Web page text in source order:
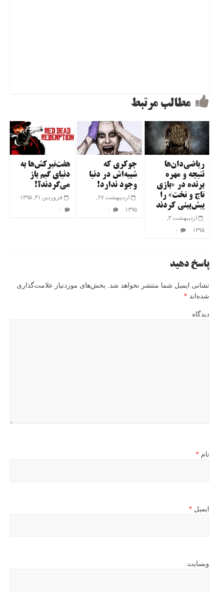
مطالب مرتبط
ریاضی‌دان‌ها
نتیجه و مهره
برنده در «بازی
تاج و تخت» را
پیش‌بینی کردند
اردیبهشت ۳,
۱۳۹۵
۰
جوکری که
شبیه‌اش در دنیا
وجود ندارد!
اردیبهشت ۲۷,
۱۳۹۵
۰
هفت‌تیرکش‌ها به
دنیای گیم باز
می‌گردند؟!
فروردین ۳۱, ۱۳۹۵
۰
پاسخ دهید
نشانی ایمیل شما منتشر نخواهد شد. بخش‌های موردنیاز علامت‌گذاری
شده‌اند *
دیدگاه
نام *
ایمیل *
وبسایت